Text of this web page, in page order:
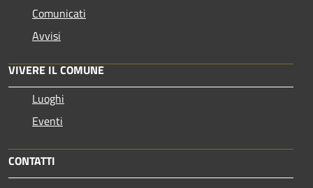
Comunicati
Avvisi
VIVERE IL COMUNE
Luoghi
Eventi
CONTATTI